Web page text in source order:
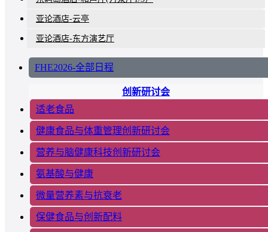
亚论酒店-云亭
亚论酒店-东方演艺厅
FHE2026-全部日程
创新研讨会
适老食品
健康食品与体重管理创新研讨会
营养与脑健康科技创新研讨会
氨基酸与健康
微量营养素与抗衰老
保健食品与创新配料